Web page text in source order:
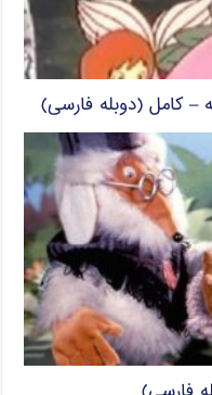
– کامل (دوبله فارسی)